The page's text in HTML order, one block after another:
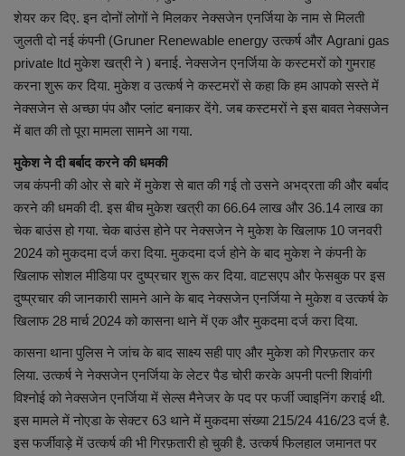
शेयर कर दिए. इन दोनों लोगों ने मिलकर नेक्सजेन एनर्जिया के नाम से मिलती
जुलती दो नई कंपनी (Gruner Renewable energy उत्कर्ष और Agrani gas
private ltd मुकेश खत्री ने ) बनाई. नेक्सजेन एनर्जिया के कस्टमरों को गुमराह
करना शुरू कर दिया. मुकेश व उत्कर्ष ने कस्टमरों से कहा कि हम आपको सस्ते में
नेक्सजेन से अच्छा पंप और प्लांट बनाकर देंगे. जब कस्टमरों ने इस बावत नेक्सजेन
में बात की तो पूरा मामला सामने आ गया.
मुकेश ने दी बर्बाद करने की धमकी
जब कंपनी की ओर से बारे में मुकेश से बात की गई तो उसने अभद्रता की और बर्बाद
करने की धमकी दी. इस बीच मुकेश खत्री का 66.64 लाख और 36.14 लाख का
चेक बाउंस हो गया. चेक बाउंस होने पर नेक्सजेन ने मुकेश के खिलाफ 10 जनवरी
2024 को मुकदमा दर्ज करा दिया. मुकदमा दर्ज होने के बाद मुकेश ने कंपनी के
खिलाफ सोशल मीडिया पर दुष्प्रचार शुरू कर दिया. वाट़सएप और फेसबुक पर इस
दुष्प्रचार की जानकारी सामने आने के बाद नेक्सजेन एनर्जिया ने मुकेश व उत्कर्ष के
खिलाफ 28 मार्च 2024 को कासना थाने में एक और मुकदमा दर्ज करा दिया.
कासना थाना पुलिस ने जांच के बाद साक्ष्य सही पाए और मुकेश को गिेरफ़तार कर
लिया. उत्कर्ष ने नेक्सजेन एनर्जिया के लेटर पैड चोरी करके अपनी पत्नी शिवांगी
विश्नोई को नेक्सजेन एनर्जिया में सेल्स मैनेजर के पद पर फर्जी ज्वाइनिंग कराई थी.
इस मामले में नोएडा के सेक्टर 63 थाने में मुकदमा संख्या 215/24 416/23 दर्ज है.
इस फर्जीवाड़े में उत्कर्ष की भी गिरफ़तारी हो चुकी है. उत्कर्ष फिलहाल जमानत पर